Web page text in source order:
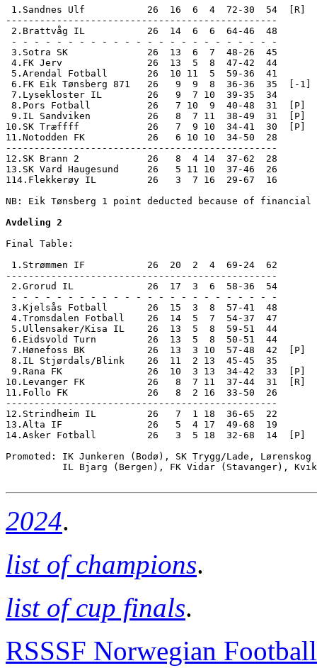
1.Sandnes Ulf           26  16  6  4  72-30  54  [R]
------------------------------------------------
2.Brattvåg IL           26  14  6  6  64-46  48
- - - - - - - - - - - - - - - - - - - - - - - -
3.Sotra SK              26  13  6  7  48-26  45
4.FK Jerv               26  13  5  8  47-42  44
5.Arendal Fotball       26  10 11  5  59-36  41
6.FK Eik Tønsberg 871   26   9  9  8  36-36  35  [-1]
7.Lysekloster IL        26   9  7 10  39-35  34
8.Pors Fotball          26   7 10  9  40-48  31  [P]
9.IL Sandviken          26   8  7 11  38-49  31  [P]
10.SK Træffff            26   7  9 10  34-41  30  [P]
11.Notodden FK           26   6 10 10  34-50  28
------------------------------------------------
12.SK Brann 2            26   8  4 14  37-62  28
13.SK Vard Haugesund     26   5 11 10  37-46  26
114.Flekkerøy IL         26   3  7 16  29-67  16
NB: Eik Tønsberg 1 point deducted because of
Avdeling 2
Final Table:
1.Strømmen IF           26  20  2  4  69-24  62
------------------------------------------------
2.Grorud IL             26  17  3  6  58-36  54
- - - - - - - - - - - - - - - - - - - - - - - -
3.Kjelsås Fotball       26  15  3  8  57-41  48
4.Tromsdalen Fotball    26  14  5  7  54-37  47
5.Ullensaker/Kisa IL    26  13  5  8  59-51  44
6.Eidsvold Turn         26  13  5  8  50-51  44
7.Hønefoss BK           26  13  3 10  57-48  42  [P]
8.IL Stjørdals/Blink    26  11  2 13  45-45  35
9.Rana FK               26  10  3 13  34-42  33  [P]
10.Levanger FK           26   8  7 11  37-44  31  [R]
11.Follo FK              26   8  2 16  33-50  26
------------------------------------------------
12.Strindheim IL         26   7  1 18  36-65  22
13.Alta IF               26   5  4 17  49-68  19
14.Asker Fotball         26   3  5 18  32-68  14  [P]
Promoted: IK Junkeren (Bodø), SK Trygg/Lade,
IL Bjarg (Bergen), FK Vidar (Stavanger),
2024.
list of champions.
list of cup finals.
RSSSF Norwegian